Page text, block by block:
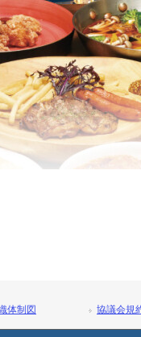
体制図 協議会規